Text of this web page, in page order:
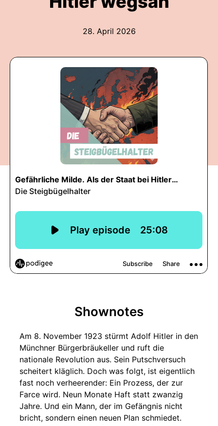
28. April 2026
Shownotes
Am 8. November 1923 stürmt Adolf Hitler in den
Münchner Bürgerbräukeller und ruft die
nationale Revolution aus. Sein Putschversuch
scheitert kläglich. Doch was folgt, ist eigentlich
fast noch verheerender: Ein Prozess, der zur
Farce wird. Neun Monate Haft statt zwanzig
Jahre. Und ein Mann, der im Gefängnis nicht
bricht, sondern einen neuen Plan schmiedet.